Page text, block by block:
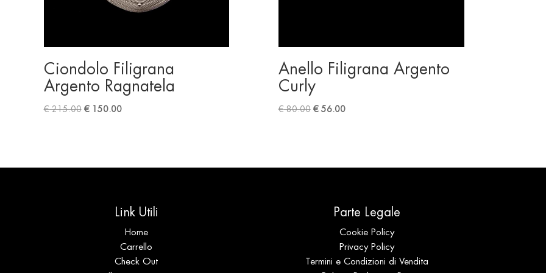
Ciondolo Filigrana
Argento Ragnatela
€215.00 Original
€150.00Current
Anello Filigrana Argento
Curly
€80.00 Original
€56.00Current
Link Utili
Home
Carrello
Check Out
Parte Legale
Cookie Policy
Privacy Policy
Termini e Condizioni di Vendita